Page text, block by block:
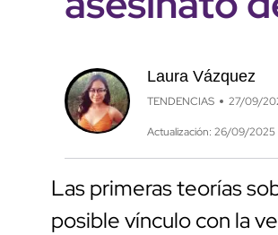
Laura Vázquez
TENDENCIAS 27/09/
Actualización: 26/09/2025
Las primeras teorías
posible vínculo con la